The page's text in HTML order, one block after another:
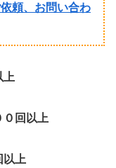
頼、お問い合わ
上
０回以上
以上